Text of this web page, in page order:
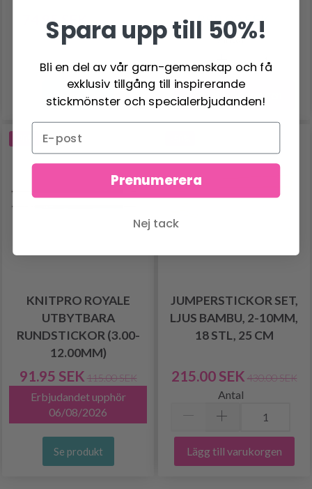
74.95 SEK
Se produkt
899.00 SEK
Antal
Lägg till varukorgen
KNITPRO ROYALE
UTBYTBARA
RUNDSTICKOR (3.00-
12.00MM)
91.95 SEK 115.00 SEK
Erbjudandet upphör
06/08/2026
Se produkt
JUMPERSTICKOR SET,
LJUS BAMBU, 2-10MM,
18 STL, 25 CM
215.00 SEK 430.00 SEK
Antal
Lägg till varukorgen
Spara upp till 50%!
Bli en del av vår garn-gemenskap och få
exklusiv tillgång till inspirerande
stickmönster och specialerbjudanden!
Prenumerera
Nej tack